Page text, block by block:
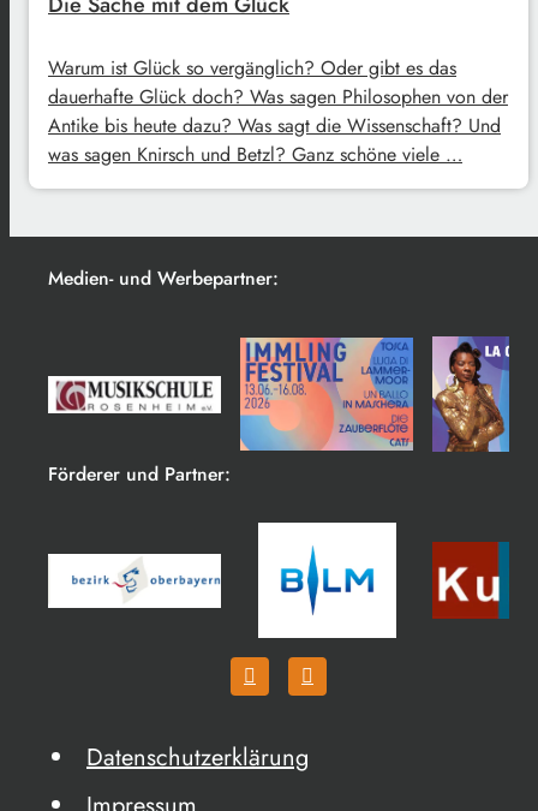
Warum ist Glück so vergänglich? Oder gibt es das
dauerhafte Glück doch? Was sagen Philosophen von der
Antike bis heute dazu? Was sagt die Wissenschaft? Und
was sagen Knirsch und Betzl? Ganz schöne viele …
Medien- und Werbepartner:
Förderer und Partner:
Datenschutzerklärung